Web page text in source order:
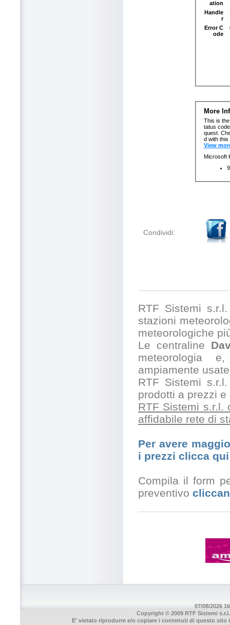
Condividi:
RTF Sistemi
stazioni
meteorologiche
Le centraline
meteorologia
ampiamente
RTF Sistemi
prodotti a prezzi
RTF Sistemi s.r.l.
affidabile rete di
Per avere
i prezzi clicca qui
Compila il form
preventivo
07/08/2026
Copyright © 2009 RTF Sistemi
E' vietato riprodurre e/o copiare i contenuti di questo